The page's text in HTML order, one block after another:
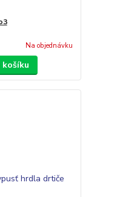
Na objednávku